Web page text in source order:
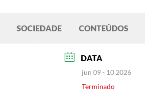
SOCIEDADE CONTEÚDOS
DATA
jun 09 - 10 2026
Terminado